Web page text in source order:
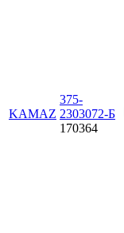
KAMAZ
375-
2303072-Б
170364